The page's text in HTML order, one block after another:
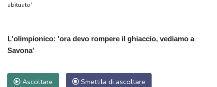
abituato'
L'olimpionico: 'ora devo rompere il ghiaccio, vediamo a
Savona'
Ascoltare Smettila di ascoltare